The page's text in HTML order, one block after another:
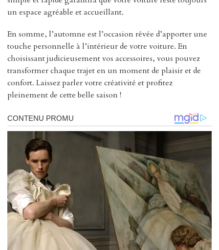
un espace agréable et accueillant.
En somme, l’automne est l’occasion rêvée d’apporter une
touche personnelle à l’intérieur de votre voiture. En
choisissant judicieusement vos accessoires, vous pouvez
transformer chaque trajet en un moment de plaisir et de
confort. Laissez parler votre créativité et profitez
pleinement de cette belle saison !